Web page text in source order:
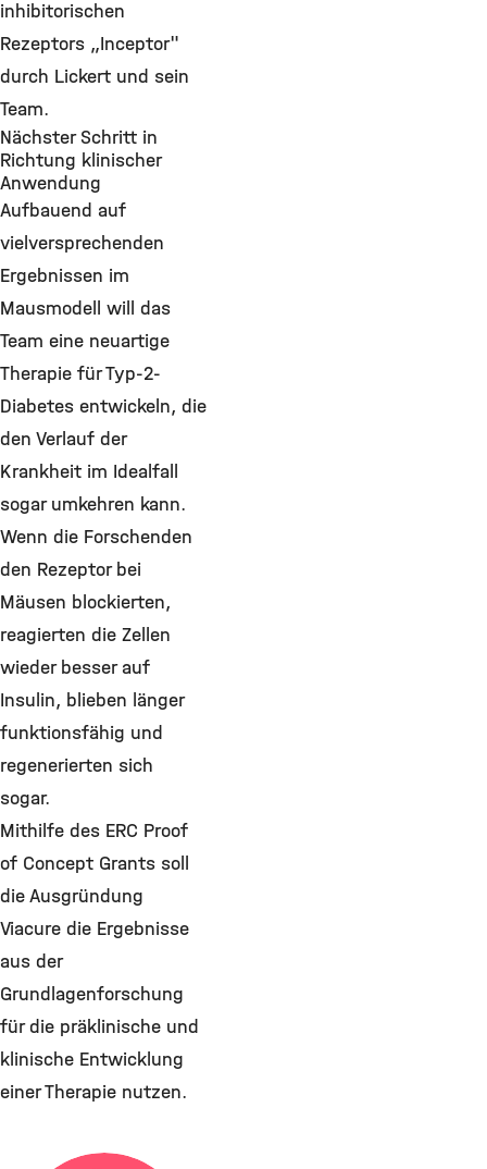
inhibitorischen
Rezeptors „Inceptor"
durch Lickert und sein
Team.
Nächster Schritt in
Richtung klinischer
Anwendung
Aufbauend auf
vielversprechenden
Ergebnissen im
Mausmodell will das
Team eine neuartige
Therapie für Typ-2-
Diabetes entwickeln, die
den Verlauf der
Krankheit im Idealfall
sogar umkehren kann.
Wenn die Forschenden
den Rezeptor bei
Mäusen blockierten,
reagierten die Zellen
wieder besser auf
Insulin, blieben länger
funktionsfähig und
regenerierten sich
sogar.
Mithilfe des ERC Proof
of Concept Grants soll
die Ausgründung
Viacure die Ergebnisse
aus der
Grundlagenforschung
für die präklinische und
klinische Entwicklung
einer Therapie nutzen.